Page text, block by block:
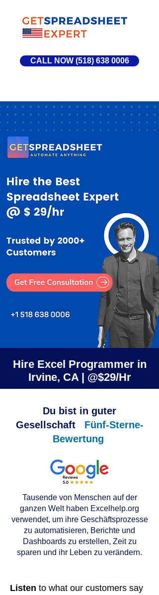
CALL NOW (518) 638 0006
Hire Excel Programmer in
Irvine, CA | @$29/Hr
Du bist in guter
Gesellschaft
Fünf-Sterne-
Bewertung
Tausende von Menschen auf der
ganzen Welt haben Excelhelp.org
verwendet, um ihre Geschäftsprozesse
zu automatisieren, Berichte und
Dashboards zu erstellen, Zeit zu
sparen und ihr Leben zu verändern.
Listen to what our customers say